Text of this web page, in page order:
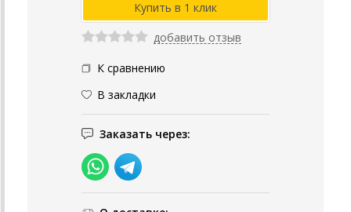
добавить отзыв
К сравнению
В закладки
Заказать через: